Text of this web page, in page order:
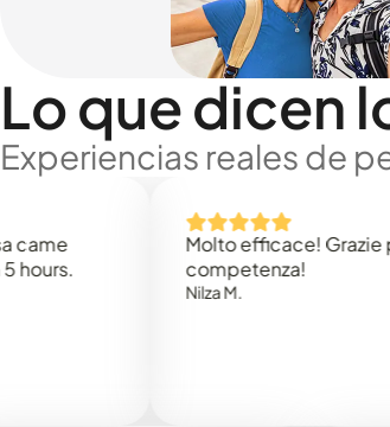
Lo que dicen
Experiencias reales de
Molto efficace! Grazie per la
competenza!